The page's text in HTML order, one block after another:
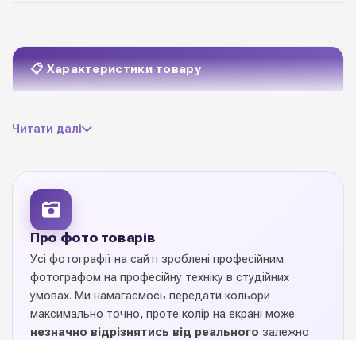
📋 Характеристики товару
позиції
Важливо
Призначення
гелієм
Читати далі
Про фото товарів
Усі фотографії на сайті зроблені професійним
фотографом на професійну техніку в студійних
умовах. Ми намагаємось передати кольори
максимально точно, проте колір на екрані може
незначно відрізнятись від реального залежно